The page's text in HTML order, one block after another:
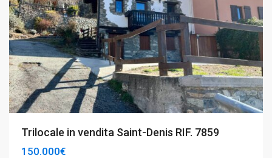
Trilocale in vendita Saint-Denis RIF. 7859
150.000€